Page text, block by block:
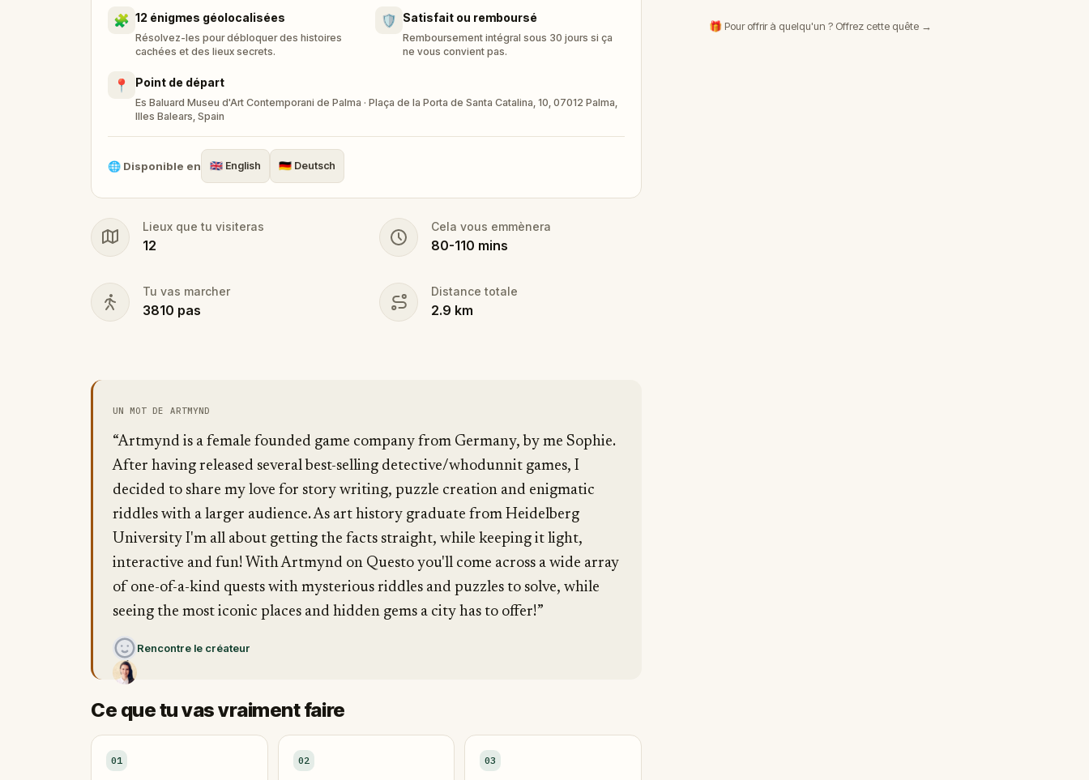
Ready to fall in love all over again?
🧩 12 énigmes géolocalisées
Résolvez-les pour débloquer des histoires
cachées et des lieux secrets.
🛡️ Satisfait ou remboursé
Remboursement intégral sous 30 jours si ça
ne vous convient pas.
📍 Point de départ
Es Baluard Museu d'Art Contemporani de Palma · Plaça de la Porta de Santa Catalina, 10, 07012 Palma,
Illes Balears, Spain
🌐 Disponible en 🇬🇧 English 🇩🇪 Deutsch
Lieux que tu visiteras
12
Cela vous emmènera
80-110 mins
Tu vas marcher
3810 pas
Distance totale
2.9 km
UN MOT DE ARTMYND
“Artmynd is a female founded game company from Germany, by me Sophie.
After having released several best-selling detective/whodunnit games, I
decided to share my love for story writing, puzzle creation and enigmatic
riddles with a larger audience. As art history graduate from Heidelberg
University I'm all about getting the facts straight, while keeping it light,
interactive and fun! With Artmynd on Questo you'll come across a wide array
of one-of-a-kind quests with mysterious riddles and puzzles to solve, while
seeing the most iconic places and hidden gems a city has to offer!”
Rencontre le créateur
Ce que tu vas vraiment faire
01 02 03
🎁 Pour offrir à quelqu'un ? Offrez cette quête →